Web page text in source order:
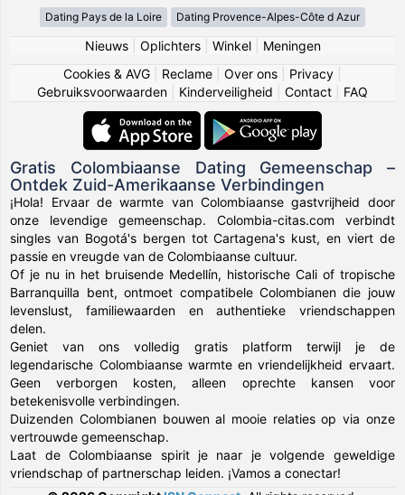
Dating Pays de la Loire Dating Provence-Alpes-Côte d Azur
Nieuws| Oplichters| Winkel| Meningen
Cookies & AVG
Reclame Over ons Privacy
Gebruiksvoorwaarden
Kinderveiligheid Contact FAQ
Gratis Colombiaanse Dating Gemeenschap –
Ontdek Zuid-Amerikaanse Verbindingen
¡Hola! Ervaar de warmte van Colombiaanse gastvrijheid door
onze levendige gemeenschap. Colombia-citas.com verbindt
singles van Bogotá's bergen tot Cartagena's kust, en viert de
passie en vreugde van de Colombiaanse cultuur.
Of je nu in het bruisende Medellín, historische Cali of tropische
Barranquilla bent, ontmoet compatibele Colombianen die jouw
levenslust, familiewaarden en authentieke vriendschappen
delen.
Geniet van ons volledig gratis platform terwijl je de
legendarische Colombiaanse warmte en vriendelijkheid ervaart.
Geen verborgen kosten, alleen oprechte kansen voor
betekenisvolle verbindingen.
Duizenden Colombianen bouwen al mooie relaties op via onze
vertrouwde gemeenschap.
Laat de Colombiaanse spirit je naar je volgende geweldige
vriendschap of partnerschap leiden. ¡Vamos a conectar!